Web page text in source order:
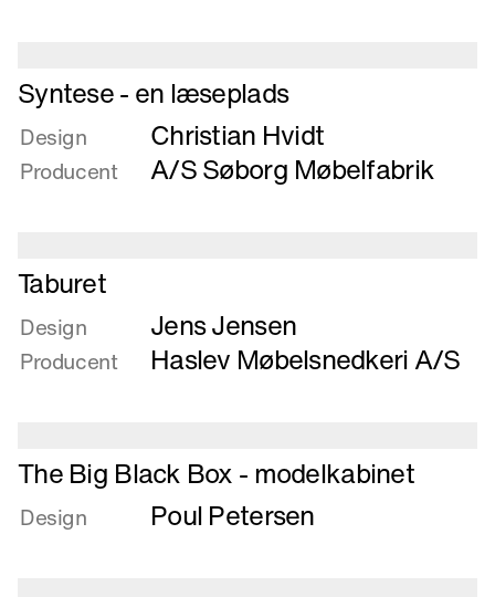
Læs
mere
om
Syntese
-
Syntese - en læseplads
Design Christian Hvidt
Producent A/S Søborg Møbelfabrik
Læs
mere
om
Taburet
Taburet
Design Jens Jensen
Producent Haslev Møbelsnedkeri A/S
Læs
mere
om
The Big Black Box - modelkabinet
Design Poul Petersen